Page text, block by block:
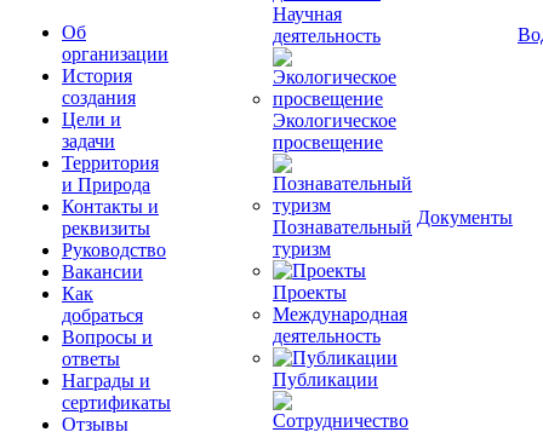
Об
организации
История
создания
Цели и
задачи
Территория
и Природа
Контакты и
реквизиты
Руководство
Вакансии
Как
добраться
Вопросы и
ответы
Награды и
сертификаты
Отзывы
Научная
деятельность
Экологическое
просвещение
Познавательный
туризм
Проекты
Международная
деятельность
Публикации
Документы